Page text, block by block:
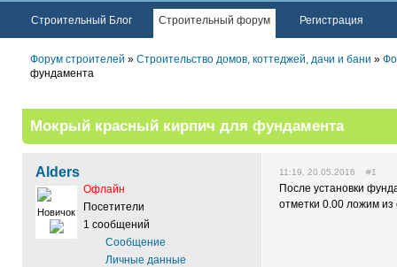
Строительный Блог Строительный форум Регистрация
Форум строителей » Строительство домов, коттеджей, дачи и бани »
фундамента
Мокрый красный кирпич для фундамента
Alders
Новичок
Офлайн
Посетители
1 сообщений
Сообщение
Личные данные
11:19, 20.05.2016 #1
После установки
отметки 0.00 ложим из